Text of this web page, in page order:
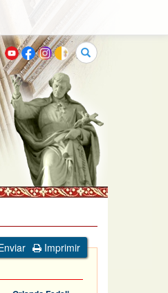
Buscar
Imprimir